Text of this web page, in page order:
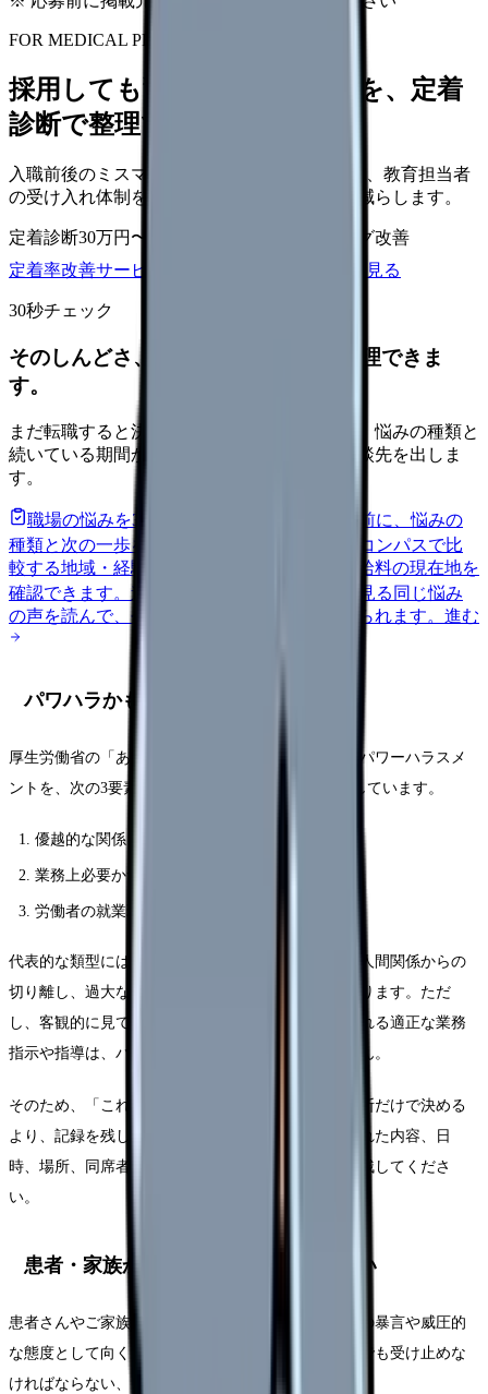
FOR MEDICAL PROVIDERS
採用しても辞めてしまう原因を、定着
診断で整理できます
入職前後のミスマッチ、初月面談、3ヶ月面談、教育担当者
の受け入れ体制を見直し、早期離職の再発を減らします。
定着診断30万円〜
オンボーディング改善
定着率改善サービスを相談
サービス詳細を見る
30秒チェック
そのしんどさ、転職すべきサインか整理できま
す。
まだ転職すると決めていなくても大丈夫です。悩みの種類と
続いている期間から、次に見るべき記事と相談先を出しま
す。
職場の悩みを30秒で診断
辞めるべきか迷う前に、悩みの
種類と次の一歩を整理します。
給料コンパスで比
較する地域・経験年数・施設形態から、今の給料の現在地を
確認できます。進む 匿名掲示板で本音を見る 同じ悩み
の声を読んで、今の職場だけの問題か確かめられます。 進む
パワハラかもしれない時の見方
厚生労働省の「あかるい職場応援団」では、職場のパワーハラスメ
ントを、次の3要素をすべて満たすものとして説明しています。
優越的な関係を背景とした言動
業務上必要かつ相当な範囲を超えたもの
労働者の就業環境が害されるもの
代表的な類型には、身体的な攻撃、精神的な攻撃、人間関係からの
切り離し、過大な要求、過小な要求、個の侵害があります。ただ
し、客観的に見て業務上必要かつ相当な範囲で行われる適正な業務
指示や指導は、パワーハラスメントには該当しません。
そのため、「これは絶対にパワハラです」と自己判断だけで決める
より、記録を残して相談することが重要です。言われた内容、日
時、場所、同席者、業務への影響、体調への影響を残してくださ
い。
患者・家族からの暴言を一人で抱えない
患者さんやご家族の不安、怒り、混乱が、看護師への暴言や威圧的
な態度として向くことがあります。看護師だから何でも受け止めな
ければならない、ということではありません。